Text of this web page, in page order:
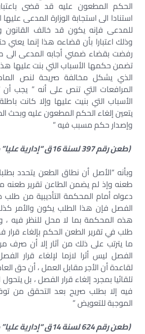
الحكم المطعون عليه قد قضى
استنادا الى استجابة الوزارة المدعى
للمدعى فإنه يكون قد خالف القانون
وذلك اعتبارا بأن قضاءه هذا إنما
رفضت بقضاء ضمني أجابه المدعى الى
تضمن حكمها الأسباب التي بنت عليها
المرافعات التي تنص على أنه ” يجب
الأسباب التي بنيت عليها وإلا كانت
يتعين إلغاء الحكم المطعون عليه وبحث
وإصدار حكم مسبب فيه ”
(طعن رقم 397 لسنة 16ق “إدارية عليا” جلسة 13/6/1976)
وبأنه “الأصل أن نطاق الطعن يتحدد
طعنه وإذ لم يضمن الطاعن تقرير
دعواه أمام المحكمة التأديبية من
الفصل فإن هذا الطلب يكون والأمر
هذه المحكمة بما لا محل للنظر فيه ،
طلب في تقرير الطعن الحكم بإلغاء
ما يترتب على ذلك من آثار إلا أن صرف
الفصل ليس أثرا لازما لإلغاء قرار
لقاعدة أن الأجر مقابل العمل ، أن حق
تلقائيا بمجرد إلغاء قرار الفصل ، بل
فيه إلا بطلب صريح بعد التحقق من
الموجبة للتعويض ”
(طعن رقم 624 لسنة 14ق “إدارية عليا” جلسة 2/12/1972)